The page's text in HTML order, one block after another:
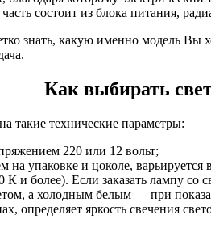
состоит из блока питания,
знать, какую именно модель Вы
Как выбирать
такие технические параметры:
220 или 12 вольт;
на упаковке и цоколе,
и более). Если заказать лампу
а холодным белым — при
определяет яркость свечения